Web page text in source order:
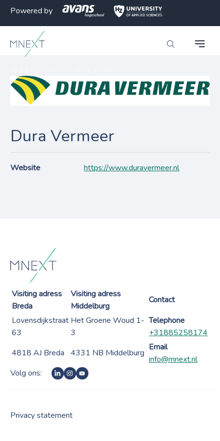
Powered by
Dura Vermeer
Website https://www.duravermeer.nl
Visiting adress
Breda
Visiting adress
Middelburg
Contact
Lovensdijkstraat
63
Het Groene Woud 1-
3
Telephone
+31885258174
4818 AJ Breda
4331 NB Middelburg
Email
info@mnext.nl
Volg ons:
Privacy statement